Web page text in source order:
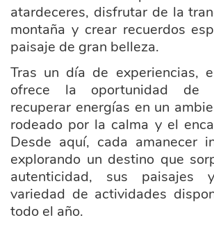
atardeceres, disfrutar de la
montaña y crear recuerdos
paisaje de gran belleza.
Tras un día de experiencias,
ofrece la oportunidad de
recuperar energías en un
rodeado por la calma y el
Desde aquí, cada amanecer
explorando un destino que
autenticidad, sus paisajes
variedad de actividades
todo el año.